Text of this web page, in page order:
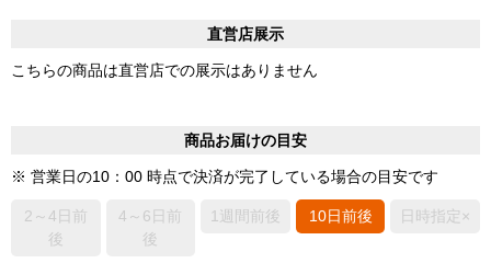
直営店展示
こちらの商品は直営店での展示はありません
商品お届けの目安
※ 営業日の10：00 時点で決済が完了している場合の目安です
2～4日前
後
4～6日前
後
1週間前後 10日前後 日時指定×